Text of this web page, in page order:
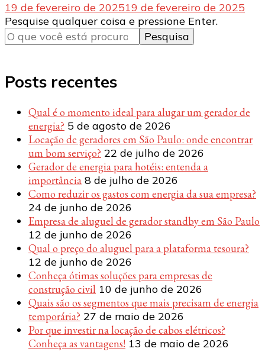
19 de fevereiro de 202519 de fevereiro de 2025
Procurando
algo?
Pesquise qualquer coisa e pressione Enter.
Posts recentes
Qual é o momento ideal para alugar um gerador de
energia? 5 de agosto de 2026
Locação de geradores em São Paulo: onde encontrar
um bom serviço? 22 de julho de 2026
Gerador de energia para hotéis: entenda a
importância 8 de julho de 2026
Como reduzir os gastos com energia da sua empresa?
24 de junho de 2026
Empresa de aluguel de gerador standby em São Paulo
12 de junho de 2026
Qual o preço do aluguel para a plataforma tesoura?
12 de junho de 2026
Conheça ótimas soluções para empresas de
construção civil 10 de junho de 2026
Quais são os segmentos que mais precisam de energia
temporária? 27 de maio de 2026
Por que investir na locação de cabos elétricos?
Conheça as vantagens! 13 de maio de 2026